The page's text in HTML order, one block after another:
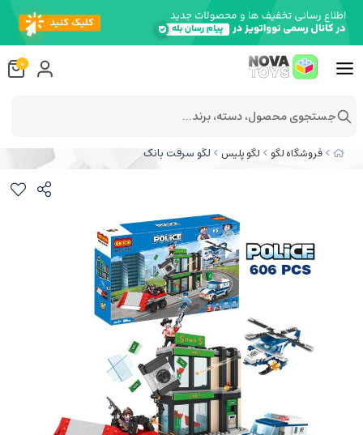
فروشگاه لگو لگو پلیس لگو سرقت بانک
0
جستجوی محصول، دسته، برند...